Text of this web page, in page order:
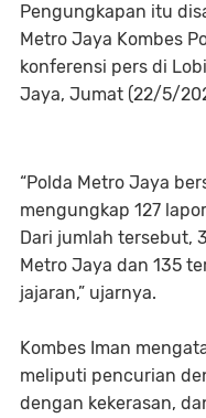
Pengungkapan itu
Metro Jaya Kombes
konferensi pers di
Jaya, Jumat (22/5/
“Polda Metro Jaya
mengungkap 127
Dari jumlah tersebut,
Metro Jaya dan 135
jajaran,” ujarnya.
Kombes Iman
meliputi pencurian
dengan kekerasan,